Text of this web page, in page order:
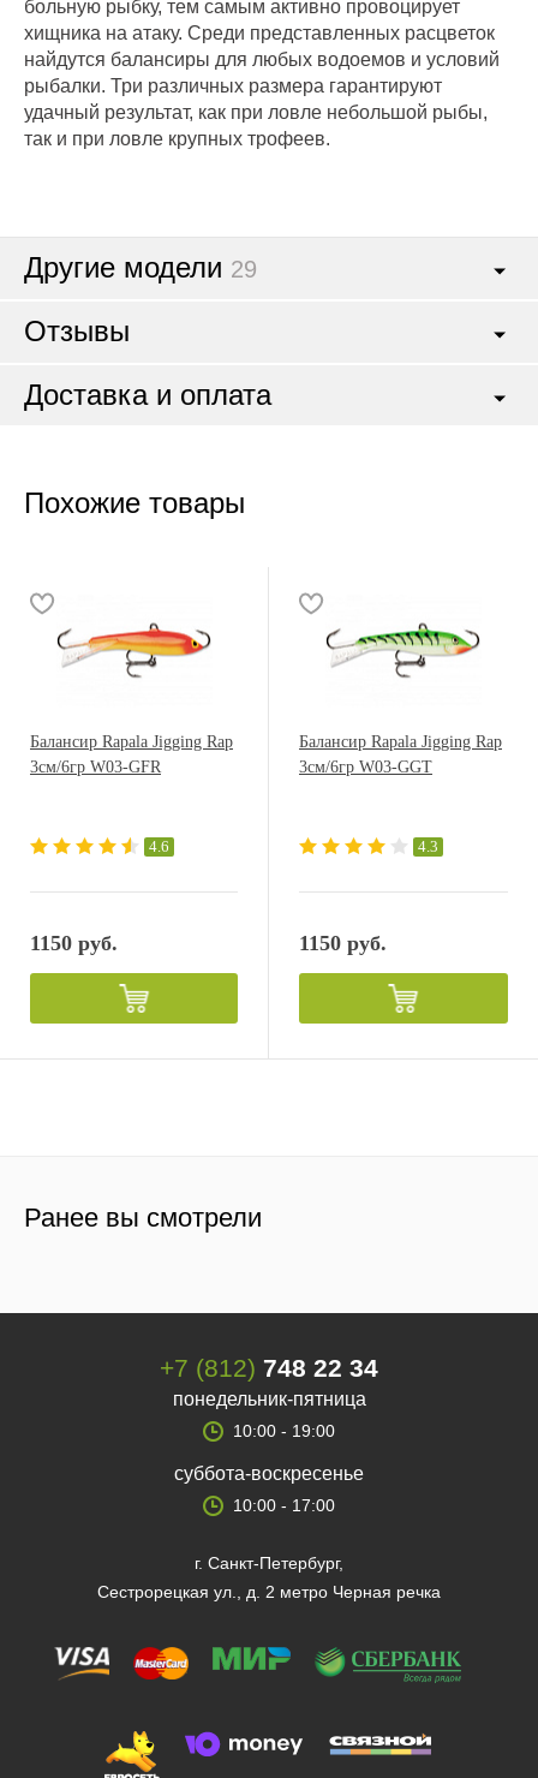
больную рыбку, тем самым активно провоцирует
хищника на атаку. Среди представленных расцветок
найдутся балансиры для любых водоемов и условий
рыбалки. Три различных размера гарантируют
удачный результат, как при ловле небольшой рыбы,
так и при ловле крупных трофеев.
Другие модели 29
Отзывы
Доставка и оплата
Похожие товары
Балансир Rapala Jigging Rap
3см/6гр W03-GFR
4.6
1150 руб.
Балансир Rapala Jigging Rap
3см/6гр W03-GGT
4.3
1150 руб.
Ранее вы смотрели
+7 (812) 748 22 34
понедельник-пятница
10:00 - 19:00
суббота-воскресенье
10:00 - 17:00
г. Санкт-Петербург,
Сестрорецкая ул., д. 2 метро Черная речка